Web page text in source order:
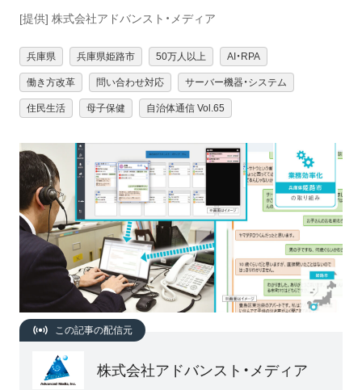
[提供] 株式会社アドバンスト・メディア
兵庫県 兵庫県姫路市 50万人以上 AI・RPA
働き方改革 問い合わせ対応 サーバー機器・システム
住民生活 母子保健 自治体通信 Vol.65
この記事の配信元
株式会社アドバンスト・メディア